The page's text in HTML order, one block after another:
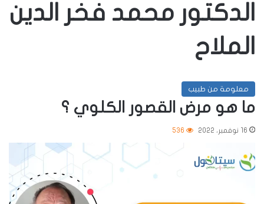
الدكتور محمد فخر الدين
الملاح
معلومة من طبيب
ما هو مرض القصور الكلوي ؟
16 نوفمبر، 2022 536